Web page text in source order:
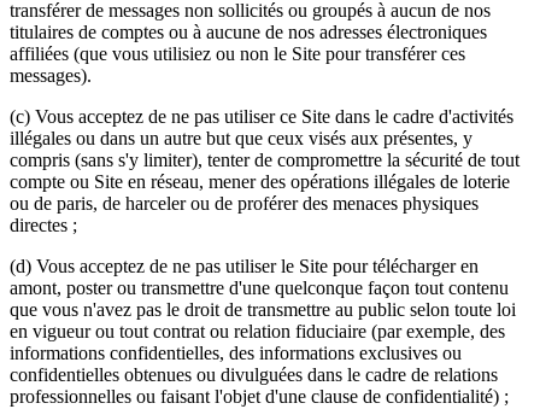
transférer de messages non sollicités ou groupés à aucun de nos
titulaires de comptes ou à aucune de nos adresses électroniques
affiliées (que vous utilisiez ou non le Site pour transférer ces
messages).
(c) Vous acceptez de ne pas utiliser ce Site dans le cadre d'activités
illégales ou dans un autre but que ceux visés aux présentes, y
compris (sans s'y limiter), tenter de compromettre la sécurité de tout
compte ou Site en réseau, mener des opérations illégales de loterie
ou de paris, de harceler ou de proférer des menaces physiques
directes ;
(d) Vous acceptez de ne pas utiliser le Site pour télécharger en
amont, poster ou transmettre d'une quelconque façon tout contenu
que vous n'avez pas le droit de transmettre au public selon toute loi
en vigueur ou tout contrat ou relation fiduciaire (par exemple, des
informations confidentielles, des informations exclusives ou
confidentielles obtenues ou divulguées dans le cadre de relations
professionnelles ou faisant l'objet d'une clause de confidentialité) ;